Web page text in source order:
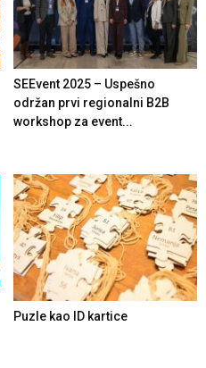
SEEvent 2025 – Uspešno
održan prvi regionalni B2B
workshop za event...
Puzle kao ID kartice